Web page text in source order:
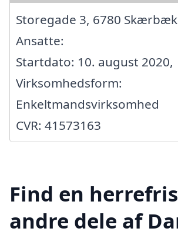
Storegade 3, 6780 Skærbæk
Ansatte:
Startdato: 10. august 2020,
Virksomhedsform:
Enkeltmandsvirksomhed
CVR: 41573163
Find en
andre dele af